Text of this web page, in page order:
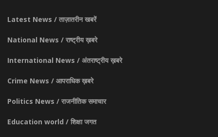
Latest News / ताज़ातरीन खबरें
National News / राष्ट्रीय ख़बरे
International News / अंतराष्ट्रीय ख़बरे
Crime News / आपराधिक ख़बरे
Politics News / राजनीतिक समाचार
Education world / शिक्षा जगत